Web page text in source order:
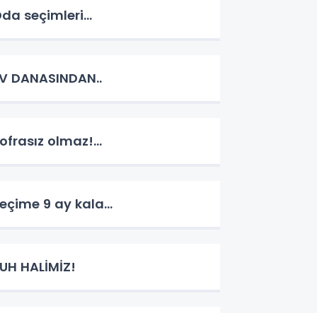
seçimleri...
DANASINDAN..
olmaz!...
9 ay kala...
HALİMİZ!